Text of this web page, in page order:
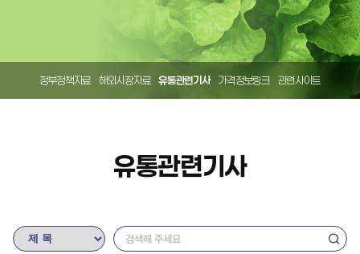
정부정책자료 해외시장자료 유통관련기사 가격정보링크 관련사이트
유통관련기사